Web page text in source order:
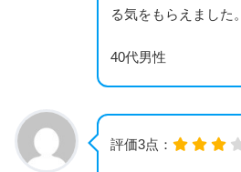
る気をもらえました。
40代男性
評価3点：